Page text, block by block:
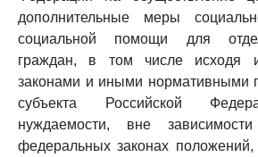
дополнительные меры
социальной помощи для
граждан, в том числе исходя
законами и иными нормативными
субъекта Российской
нуждаемости, вне
федеральных законах